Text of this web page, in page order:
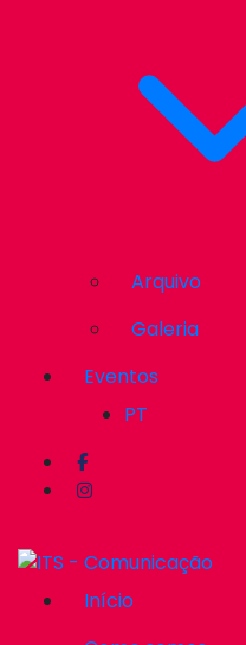
Arquivo
Galeria
Eventos
PT
Início